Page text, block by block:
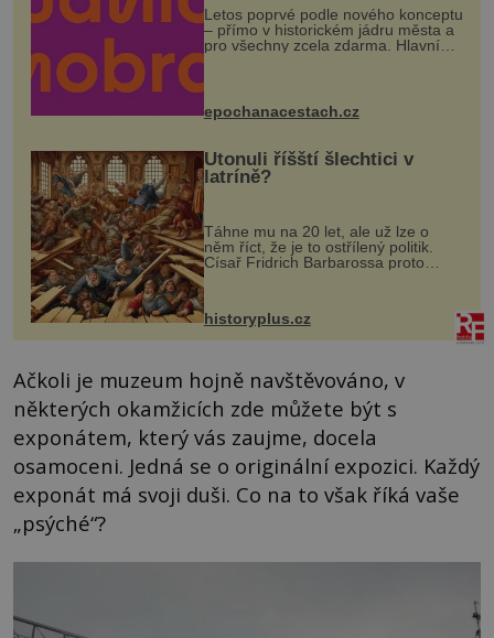
Letos poprvé podle nového konceptu
– přímo v historickém jádru města a
pro všechny zcela zdarma. Hlavní
program se odehraje na Karlově a
mohou těšit na víno, burčák, pes...
epochanacestach.cz
Utonuli říšští šlechtici v
latríně?
Táhne mu na 20 let, ale už lze o
něm říct, že je to ostřílený politik.
Císař Fridrich Barbarossa proto
posílá svého syna a dědice Jindřicha
VI. do Erfurtu, aby se stal
prostředníkem při řešení sporu m...
historyplus.cz
Ačkoli je muzeum hojně navštěvováno, v
některých okamžicích zde můžete být s
exponátem, který vás zaujme, docela
osamoceni. Jedná se o originální expozici. Každý
exponát má svoji duši. Co na to však říká vaše
„psýché“?